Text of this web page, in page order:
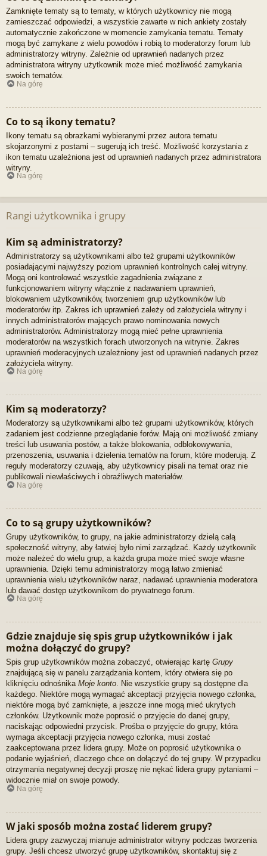
Zamknięte tematy są to tematy, w których użytkownicy nie mogą
zamieszczać odpowiedzi, a wszystkie zawarte w nich ankiety zostały
automatycznie zakończone w momencie zamykania tematu. Tematy
mogą być zamykane z wielu powodów i robią to moderatorzy forum lub
administratorzy witryny. Zależnie od uprawnień nadanych przez
administratora witryny użytkownik może mieć możliwość zamykania
swoich tematów.
Na górę
Co to są ikony tematu?
Ikony tematu są obrazkami wybieranymi przez autora tematu
skojarzonymi z postami – sugerują ich treść. Możliwość korzystania z
ikon tematu uzależniona jest od uprawnień nadanych przez administratora
witryny.
Na górę
Rangi użytkownika i grupy
Kim są administratorzy?
Administratorzy są użytkownikami albo też grupami użytkowników
posiadającymi najwyższy poziom uprawnień kontrolnych całej witryny.
Mogą oni kontrolować wszystkie zagadnienia związane z
funkcjonowaniem witryny włącznie z nadawaniem uprawnień,
blokowaniem użytkowników, tworzeniem grup użytkowników lub
moderatorów itp. Zakres ich uprawnień zależy od założyciela witryny i
innych administratorów mających prawo nominowania nowych
administratorów. Administratorzy mogą mieć pełne uprawnienia
moderatorów na wszystkich forach utworzonych na witrynie. Zakres
uprawnień moderacyjnych uzależniony jest od uprawnień nadanych przez
założyciela witryny.
Na górę
Kim są moderatorzy?
Moderatorzy są użytkownikami albo też grupami użytkowników, których
zadaniem jest codzienne przeglądanie forów. Mają oni możliwość zmiany
treści lub usuwania postów, a także blokowania, odblokowywania,
przenoszenia, usuwania i dzielenia tematów na forum, które moderują. Z
reguły moderatorzy czuwają, aby użytkownicy pisali na temat oraz nie
publikowali niewłaściwych i obraźliwych materiałów.
Na górę
Co to są grupy użytkowników?
Grupy użytkowników, to grupy, na jakie administratorzy dzielą całą
społeczność witryny, aby łatwiej było nimi zarządzać. Każdy użytkownik
może należeć do wielu grup, a każda grupa może mieć swoje własne
uprawnienia. Dzięki temu administratorzy mogą łatwo zmieniać
uprawnienia wielu użytkowników naraz, nadawać uprawnienia moderatora
lub dawać dostęp użytkownikom do prywatnego forum.
Na górę
Gdzie znajduje się spis grup użytkowników i jak
można dołączyć do grupy?
Spis grup użytkowników można zobaczyć, otwierając kartę Grupy
znajdującą się w panelu zarządzania kontem, który otwiera się po
kliknięciu odnośnika Moje konto. Nie wszystkie grupy są dostępne dla
każdego. Niektóre mogą wymagać akceptacji przyjęcia nowego członka,
niektóre mogą być zamknięte, a jeszcze inne mogą mieć ukrytych
członków. Użytkownik może poprosić o przyjęcie do danej grupy,
naciskając odpowiedni przycisk. Prośba o przyjęcie do grupy, która
wymaga akceptacji przyjęcia nowego członka, musi zostać
zaakceptowana przez lidera grupy. Może on poprosić użytkownika o
podanie wyjaśnień, dlaczego chce on dołączyć do tej grupy. W przypadku
otrzymania negatywnej decyzji proszę nie nękać lidera grupy pytaniami –
widocznie miał on swoje powody.
Na górę
W jaki sposób można zostać liderem grupy?
Lidera grupy zazwyczaj mianuje administrator witryny podczas tworzenia
grupy. Jeśli chcesz utworzyć grupę użytkowników, skontaktuj się z